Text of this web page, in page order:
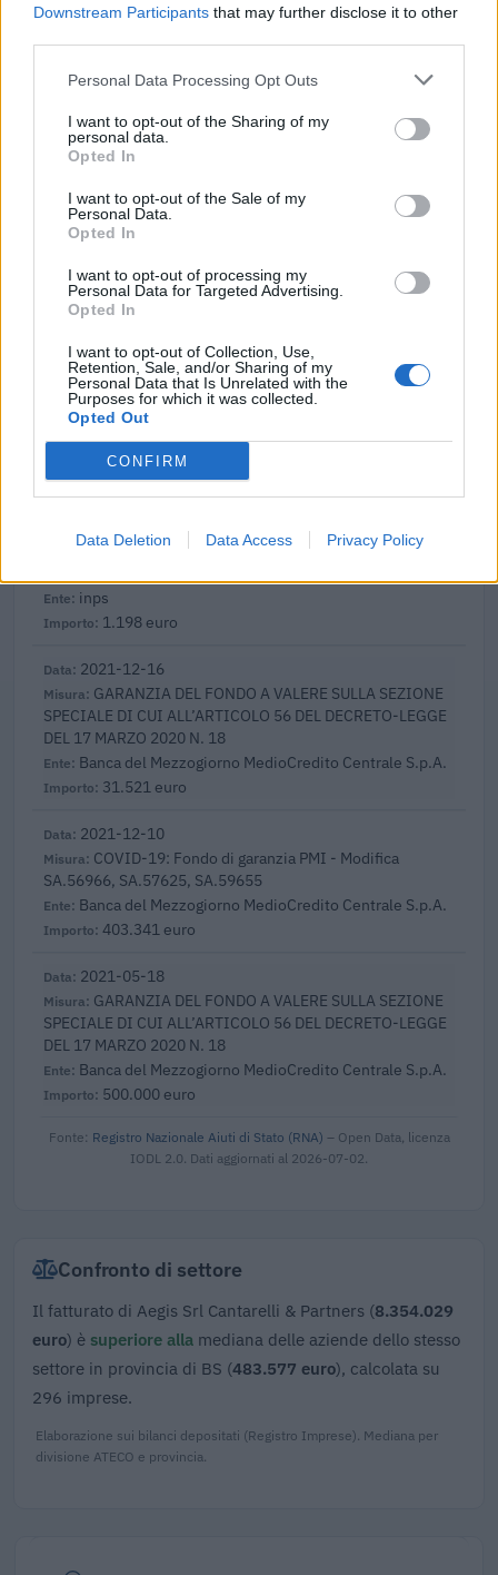
Downstream Participants that may further disclose it to other
Personal Data Processing Opt Outs
I want to opt-out of the Sharing of my
personal data.
Opted In
I want to opt-out of the Sale of my
Personal Data.
Opted In
I want to opt-out of processing my
Personal Data for Targeted Advertising.
Opted In
I want to opt-out of Collection, Use,
Retention, Sale, and/or Sharing of my
Personal Data that Is Unrelated with the
Purposes for which it was collected.
Opted Out
CONFIRM
Data Deletion Data Access Privacy Policy
contributi pubblici per un totale di 1.102.158 euro (2021–
2024-10-29
GENERE
UNIONCAMERE LOMBARDIA
2023-05-26
Fondo di garanzia per le piccole e medie imprese
Banca del Mezzogiorno MedioCredito Centrale S.p.A.
160.000 euro
esenzioni fiscali e crediti d'imposta adottati a
seguito della crisi economica causata dall'epidemia di
COVID-19 [con mo
agenzia delle entrate
2.098 euro
2022-02-21
Esonero dal versamento dei contributi previdenziali
per aziende che non richiedono trattamenti di cassa
inps
1.198 euro
2021-12-16
GARANZIA DEL FONDO A VALERE SULLA SEZIONE
SPECIALE DI CUI ALL’ARTICOLO 56 DEL DECRETO-LEGGE
DEL 17 MARZO 2020 N. 18
Banca del Mezzogiorno MedioCredito Centrale S.p.A.
31.521 euro
2021-12-10
COVID-19: Fondo di garanzia PMI - Modifica
SA.56966, SA.57625, SA.59655
Banca del Mezzogiorno MedioCredito Centrale S.p.A.
403.341 euro
2021-05-18
GARANZIA DEL FONDO A VALERE SULLA SEZIONE
SPECIALE DI CUI ALL’ARTICOLO 56 DEL DECRETO-LEGGE
DEL 17 MARZO 2020 N. 18
Banca del Mezzogiorno MedioCredito Centrale S.p.A.
500.000 euro
Fonte: Registro Nazionale Aiuti di Stato (RNA) – Open Data, licenza
IODL 2.0. Dati aggiornati al 2026-07-02.
Confronto di settore
Il fatturato di Aegis Srl Cantarelli & Partners (8.354.029
euro) è superiore alla mediana delle aziende dello stesso
settore in provincia di BS (483.577 euro), calcolata su
296 imprese.
Elaborazione sui bilanci depositati (Registro Imprese). Mediana per
divisione ATECO e provincia.